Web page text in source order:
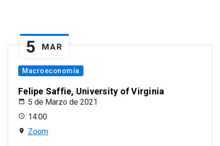
5 MAR
Macroeconomía
Felipe Saffie, University of Virginia
5 de Marzo de 2021
14:00
Zoom